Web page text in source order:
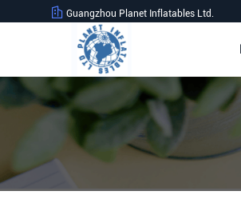
Guangzhou Planet Inflatables Ltd.